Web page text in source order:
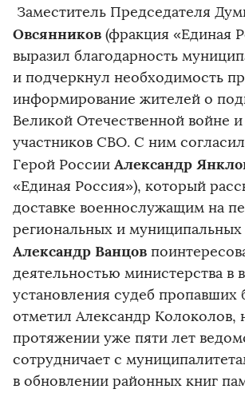
Заместитель Председателя
Овсянников (фракция «Единая
выразил благодарность
и подчеркнул необходимость
информирование жителей о
Великой Отечественной войне
участников СВО. С ним
Герой России Александр
«Единая Россия»), который
доставке военнослужащим на
региональных и муниципальных
Александр Ванцов
деятельностью министерства в
установления судеб пропавших
отметил Александр Колоколов,
протяжении уже пяти лет
сотрудничает с
в обновлении районных книг